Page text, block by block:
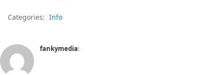
Categories: Info
fankymedia: